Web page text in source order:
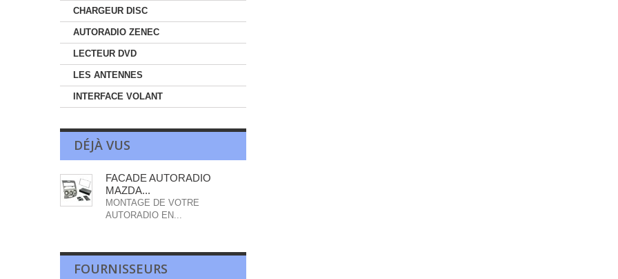
CHARGEUR DISC
AUTORADIO ZENEC
LECTEUR DVD
LES ANTENNES
INTERFACE VOLANT
DÉJÀ VUS
FACADE AUTORADIO
MAZDA...
MONTAGE DE VOTRE
AUTORADIO EN...
FOURNISSEURS